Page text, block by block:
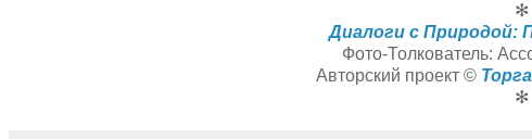
✻
Диалоги с Природой:
Фото-Толкователь:
Авторский проект ©
✻